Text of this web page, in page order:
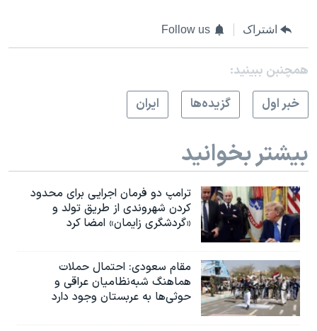
اشتراک Follow us
همچنبن ببینید:
خبر اول
گزيده‌ها ايران
بیشتر بخوانید
ترامپ دو فرمان اجرایی برای محدود
کردن شهروندی از طریق تولد و
«گردشگری زایمان» امضا کرد
مقام سعودی: احتمال حملات
هماهنگ شبه‌نظامیان عراقی و
حوثی‌ها به عربستان وجود دارد